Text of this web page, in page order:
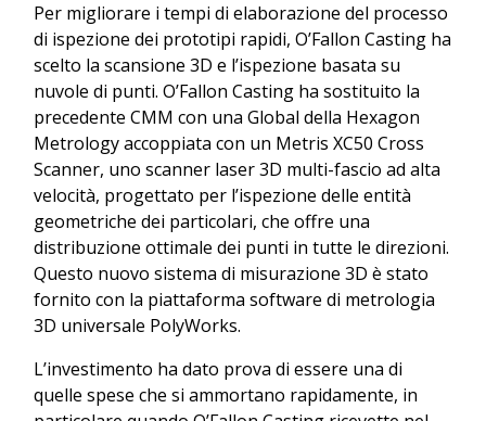
Per migliorare i tempi di elaborazione del processo
di ispezione dei prototipi rapidi, O’Fallon Casting ha
scelto la scansione 3D e l’ispezione basata su
nuvole di punti. O’Fallon Casting ha sostituito la
precedente CMM con una Global della Hexagon
Metrology accoppiata con un Metris XC50 Cross
Scanner, uno scanner laser 3D multi-fascio ad alta
velocità, progettato per l’ispezione delle entità
geometriche dei particolari, che offre una
distribuzione ottimale dei punti in tutte le direzioni.
Questo nuovo sistema di misurazione 3D è stato
fornito con la piattaforma software di metrologia
3D universale PolyWorks.
L’investimento ha dato prova di essere una di
quelle spese che si ammortano rapidamente, in